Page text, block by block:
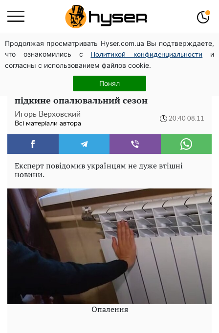
Продолжая просматривать Hyser.com.ua Вы подтверждаете,
что ознакомились с
Политикой конфиденциальности
и
согласны с использованием файлов cookie.
Понял
Тому й виглядає так молодо: 5 простих та улюблених
страв Алли Пугачової, про які ви достеменно не знали
Батареї ледь теплі, а платити за
комуналку треба: який "сюрприз"
підкине опалювальний сезон
Игорь Верховский
Всі матеріали автора
20:40 08.11
Експерт повідомив українцям не дуже втішні
новини.
Опалення